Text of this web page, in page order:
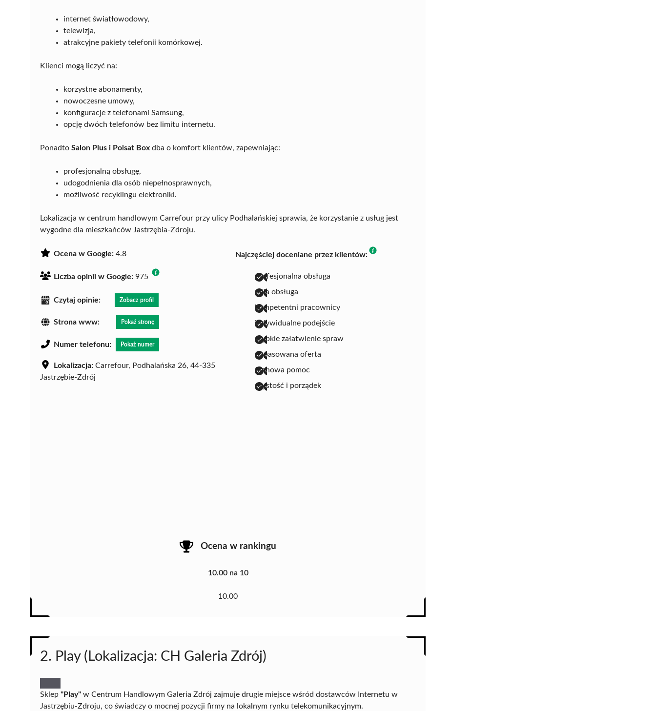
internet światłowodowy,
telewizja,
atrakcyjne pakiety telefonii komórkowej.
Klienci mogą liczyć na:
korzystne abonamenty,
nowoczesne umowy,
konfiguracje z telefonami Samsung,
opcję dwóch telefonów bez limitu internetu.
Ponadto Salon Plus i Polsat Box dba o komfort klientów, zapewniając:
profesjonalną obsługę,
udogodnienia dla osób niepełnosprawnych,
możliwość recyklingu elektroniki.
Lokalizacja w centrum handlowym Carrefour przy ulicy Podhalańskiej sprawia, że korzystanie z usług jest
wygodne dla mieszkańców Jastrzębia-Zdroju.
Ocena w Google: 4.8
Liczba opinii w Google: 975
Czytaj opinie: Zobacz profil
Strona www: Pokaż stronę
Numer telefonu: Pokaż numer
Lokalizacja: Carrefour, Podhalańska 26, 44-335
Jastrzębie-Zdrój
Najczęściej doceniane przez klientów:
profesjonalna obsługa
miła obsługa
kompetentni pracownicy
indywidualne podejście
szybkie załatwienie spraw
dopasowana oferta
fachowa pomoc
czystość i porządek
Ocena w rankingu
10.00 na 10
10.00
2. Play (Lokalizacja: CH Galeria Zdrój)
Sklep "Play" w Centrum Handlowym Galeria Zdrój zajmuje drugie miejsce wśród dostawców Internetu w
Jastrzębiu-Zdroju, co świadczy o mocnej pozycji firmy na lokalnym rynku telekomunikacyjnym.